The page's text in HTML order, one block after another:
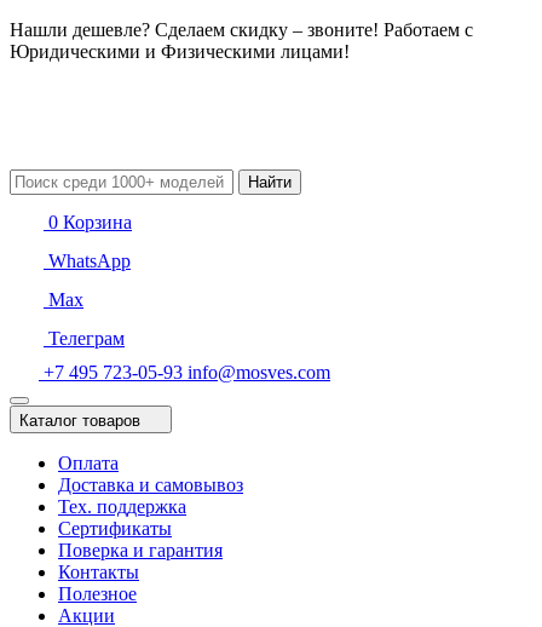
Нашли дешевле? Сделаем скидку – звоните! Работаем с
Юридическими и Физическими лицами!
Найти
0 Корзина
WhatsApp
Max
Телеграм
+7 495 723-05-93 info@mosves.com
Каталог товаров
Оплата
Доставка и самовывоз
Тех. поддержка
Сертификаты
Поверка и гарантия
Контакты
Полезное
Акции